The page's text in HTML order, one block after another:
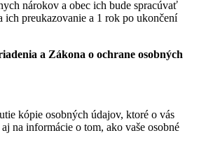
nárokov a obec ich bude spracúvať
ich preukazovanie a 1 rok po ukončení
a Zákona o ochrane osobných
kópie osobných údajov, ktoré o vás
na informácie o tom, ako vaše osobné